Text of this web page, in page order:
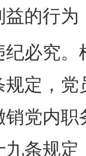
的行
究。
定，
党内
条规